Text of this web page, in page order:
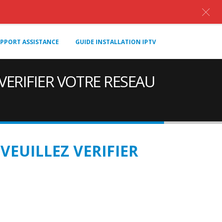
ASSISTANCE GUIDE INSTALLATION IPTV
VOTRE RESEAU
VERIFIER